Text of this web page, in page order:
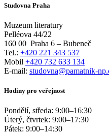
Studovna Praha
Muzeum literatury
Pelléova 44/22
160 00 Praha 6 – Bubeneč
Tel.: +420 221 343 537
Mobil +420 732 633 134
E-mail: studovna@pamatnik-
Hodiny pro veřejnost
Pondělí, středa: 9:00–16:30
Úterý, čtvrtek: 9:00–17:30
Pátek: 9:00–14:30